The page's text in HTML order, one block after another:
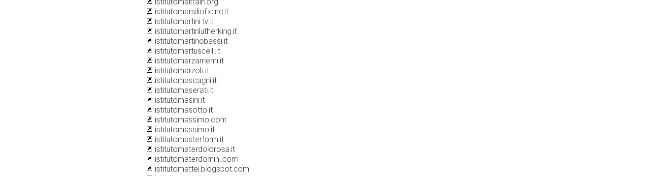
istitutomarsilioficino.it
istitutomartini.tv.it
istitutomartinlutherking.it
istitutomartinobassi.it
istitutomartuscelli.it
istitutomarzamemi.it
istitutomarzoli.it
istitutomascagni.it
istitutomaserati.it
istitutomasini.it
istitutomasotto.it
istitutomassimo.com
istitutomassimo.it
istitutomasterform.it
istitutomaterdolorosa.it
istitutomaterdomini.com
istitutomattei.blogspot.com